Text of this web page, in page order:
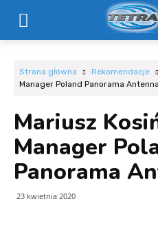
Strona główna Rekomendacje
Manager Poland Panorama
Mariusz
Manager
Panorama
23 kwietnia 2020